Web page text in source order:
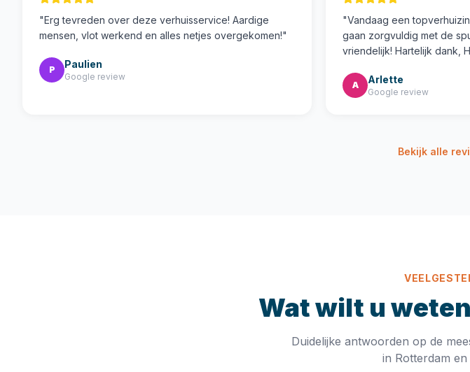
"Erg tevreden over deze verhuisservice! Aardige
mensen, vlot werkend en alles netjes overgekomen!"
P Paulien
Google review
"Vandaag een
gaan zorgvuldig met de
vriendelijk! Hartelijk dank,
A Arlette
Google review
Bekijk alle
Wat wilt u
Duidelijke antwoorden op de
in Rotterdam